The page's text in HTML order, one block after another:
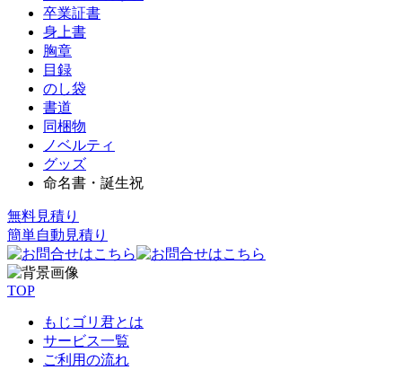
卒業証書
身上書
胸章
目録
のし袋
書道
同梱物
ノベルティ
グッズ
命名書・誕生祝
無料見積り
簡単自動見積り
TOP
もじゴリ君とは
サービス一覧
ご利用の流れ